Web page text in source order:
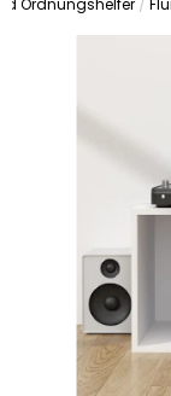
Ordnungshelfer